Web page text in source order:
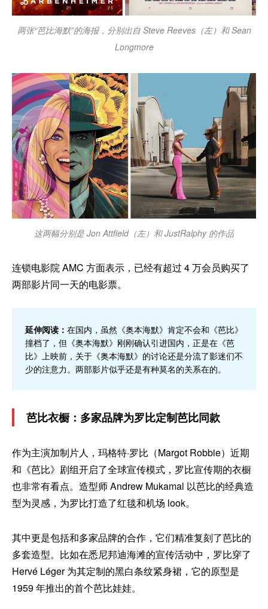
两张“芭比海默”的海报，分别出自 Steve Reeves（左）和 Sean
Longmore
这两幅分别是 Jon Attfield（左）和 JustRalphy 的作品
连锁电影院 AMC 方面表示，已经有超过 4 万会员购买了
两部影片同一天的电影票。
延伸阅读： 在国内，虽然《奥本海默》肯定不会和《芭比》
撞档了，但《奥本海默》刚刚确认引进国内，正是在《芭
比》上映前，关于《奥本海默》的讨论还是分流了影迷们不
少的注意力。两部影片似乎还是有种莫名的关系在的。
芭比衣橱：多家品牌为罗比定制芭比同款
作为主演加制片人，玛格特·罗比（Margot Robbie）近期
和《芭比》剧组开启了全球宣传模式，罗比宣传期的衣橱
也非常有看点。造型师 Andrew Mukamal 以芭比的经典造
型为灵感，为罗比打造了红毯和机场 look。
其中更是包括和多家品牌的合作，它们精准复刻了芭比的
多套造型。比如在悉尼邦迪海滩的宣传活动中，罗比穿了
Hervé Léger 为其定制的黑白条纹紧身裙，它的原型是
1959 年推出的首个芭比娃娃。